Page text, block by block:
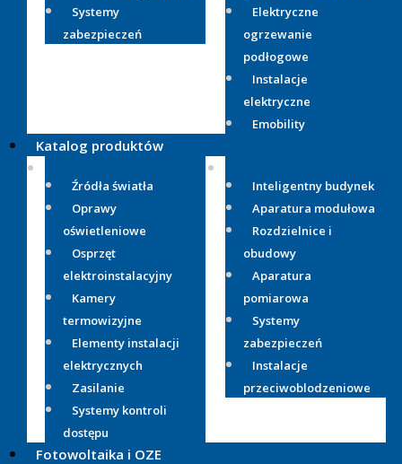
Systemy
zabezpieczeń
Elektryczne
ogrzewanie
podłogowe
Instalacje
elektryczne
Emobility
Katalog produktów
Źródła światła
Oprawy
oświetleniowe
Osprzęt
elektroinstalacyjny
Kamery
termowizyjne
Elementy instalacji
elektrycznych
Zasilanie
Systemy kontroli
dostępu
Inteligentny budynek
Aparatura modułowa
Rozdzielnice i
obudowy
Aparatura
pomiarowa
Systemy
zabezpieczeń
Instalacje
przeciwoblodzeniowe
Fotowoltaika i OZE